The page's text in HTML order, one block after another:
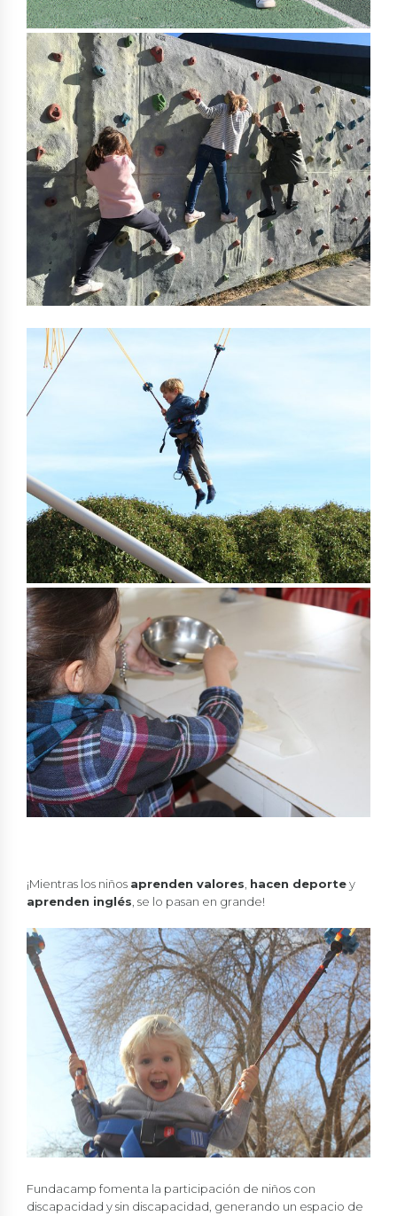
¡Mientras los niños aprenden valores, hacen deportey
aprenden inglés, se lo pasan en grande!
Fundacamp fomenta la participación de niños con
discapacidad y sin discapacidad, generando un espacio de